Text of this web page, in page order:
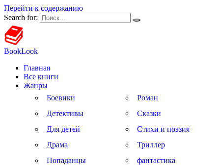
Перейти к содержанию
Search for:
BookLook
Главная
Все книги
Жанры
Боевики
Детективы
Для детей
Драма
Попаданцы
Роман
Сказки
Стихи и поэзия
Триллер
фантастика